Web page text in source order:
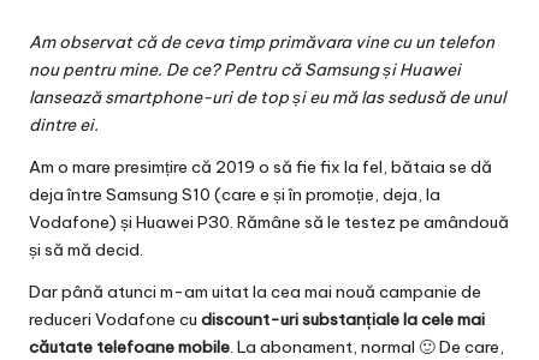
v
a
c
O
nl
in
e
Am observat că de ceva timp primăvara vine cu un telefon
nou pentru mine. De ce? Pentru că Samsung și Huawei
lansează smartphone-uri de top și eu mă las sedusă de unul
dintre ei.
Am o mare presimțire că 2019 o să fie fix la fel, bătaia se dă
deja între Samsung S10 (care e și în promoție, deja, la
Vodafone) și Huawei P30. Rămâne să le testez pe amândouă
și să mă decid.
Dar până atunci m-am uitat la cea mai nouă campanie de
reduceri Vodafone cu discount-uri substanțiale la cele mai
căutate telefoane mobile. La abonament, normal 🙂 De care,